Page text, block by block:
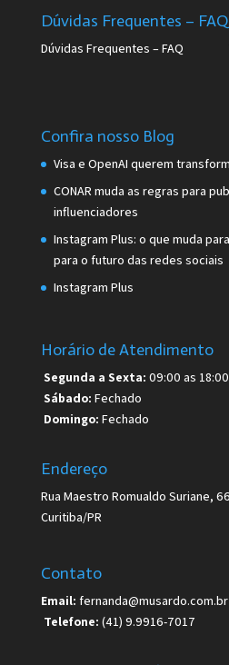
Dúvidas Frequentes – FAQ
Dúvidas Frequentes – FAQ
Confira nosso Blog
Visa e OpenAI querem
CONAR muda as regras para
influenciadores
Instagram Plus: o que muda
para o futuro das redes sociais
Instagram Plus
Horário de Atendimento
Segunda a Sexta: 09:00 as 18:00
Sábado: Fechado
Domingo: Fechado
Endereço
Rua Maestro Romualdo Suriane,
Curitiba/PR
Contato
Email: fernanda@musardo.com.br
Telefone: (41) 9.9916-7017